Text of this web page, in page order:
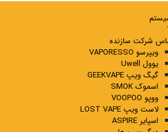
شرکت سازنده
ویپرسو VAPORESSO
یوول Uwell
گیگ ویپ GEEKVAPE
اسموک SMOK
ووپو VOOPOO
لاست ویپ LOST VAPE
اسپایر ASPIRE